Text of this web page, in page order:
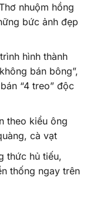
nhuộm hồng
bức ảnh đẹp
hình thành
bán bông”,
“4 treo” độc
theo kiểu ông
cà vạt
thức hủ tiếu,
thống ngay trên